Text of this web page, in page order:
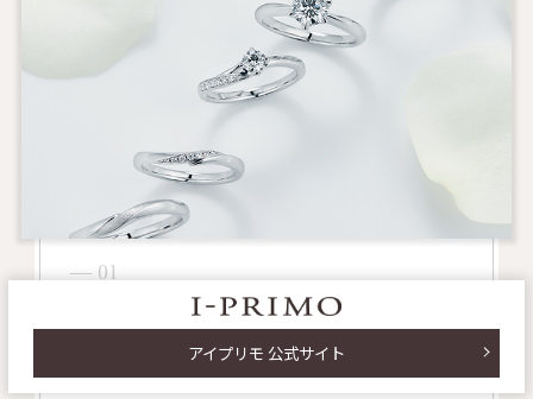
― 01
220種類以上のデザインから
自分の理想に気づく
アイプリモ 公式サイト